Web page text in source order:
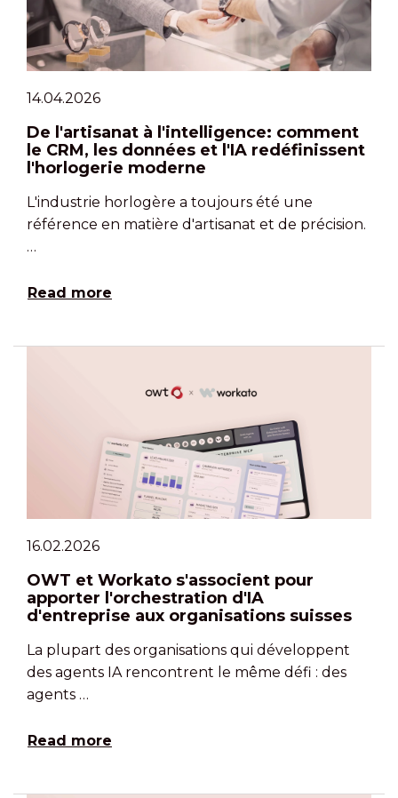
14.04.2026
De l'artisanat à l'intelligence: comment
le CRM, les données et l'IA redéfinissent
l'horlogerie moderne
L'industrie horlogère a toujours été une
référence en matière d'artisanat et de précision.
…
Read more
16.02.2026
OWT et Workato s'associent pour
apporter l'orchestration d'IA
d'entreprise aux organisations suisses
La plupart des organisations qui développent
des agents IA rencontrent le même défi : des
agents …
Read more